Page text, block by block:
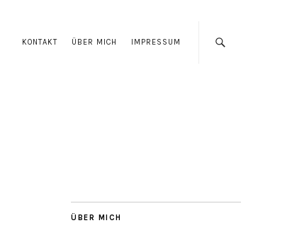
KONTAKT ÜBER MICH IMPRESSUM
ÜBER MICH